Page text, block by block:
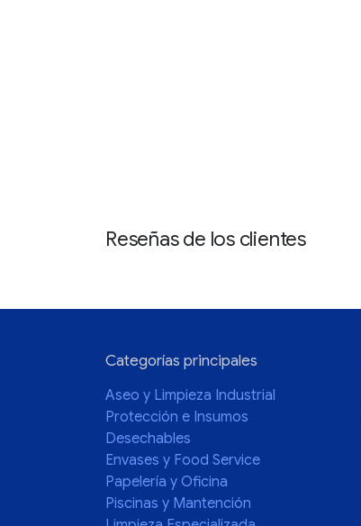
Reseñas de los clientes
Categorías principales
Aseo y Limpieza Industrial
Protección e Insumos
Desechables
Envases y Food Service
Papelería y Oficina
Piscinas y Mantención